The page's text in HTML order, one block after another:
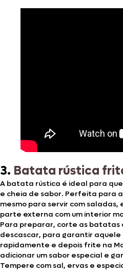
3. Batata rústica
A batata rústica é ideal para
e cheia de sabor. Perfeita para
mesmo para servir com
parte externa com um interior
Para preparar, corte as batatas
descascar, para garantir aquele
rapidamente e depois frite na
adicionar um sabor especial e
Tempere com sal, ervas e